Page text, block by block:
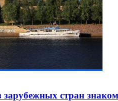
зарубежных стран